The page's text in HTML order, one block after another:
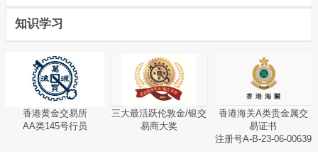
知识学习
香港黄金交易所
AA类145号行员
三大最活跃伦敦金/银交
易商大奖
香港海关A类贵金属交
易证书
注册号A-B-23-06-00639